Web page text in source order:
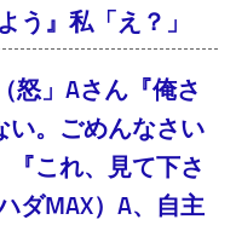
う』私「え？」
怒」Aさん『俺さ
い。ごめんなさい
『これ、見て下さ
ダMAX）A、自主